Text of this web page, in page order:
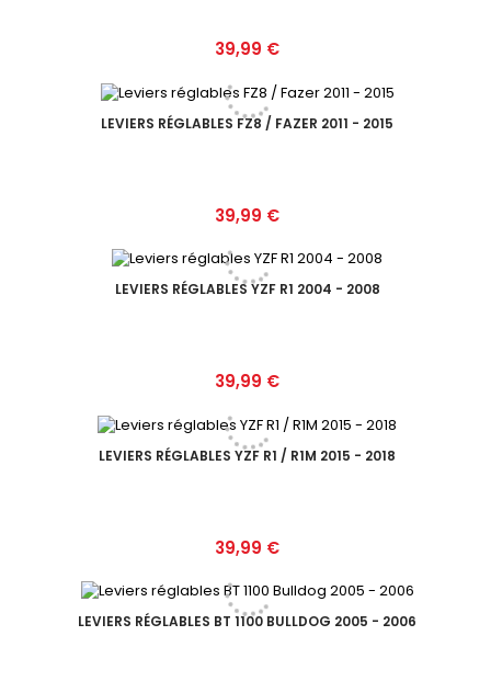
Prix
39,99 €
LEVIERS RÉGLABLES FZ8 / FAZER 2011 - 2015
Prix
39,99 €
LEVIERS RÉGLABLES YZF R1 2004 - 2008
Prix
39,99 €
LEVIERS RÉGLABLES YZF R1 / R1M 2015 - 2018
Prix
39,99 €
LEVIERS RÉGLABLES BT 1100 BULLDOG 2005 - 2006